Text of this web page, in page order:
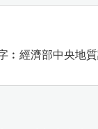
︰經濟部中央地